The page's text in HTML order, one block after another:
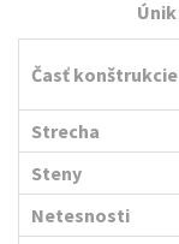
Časť
Strecha
Steny
Netesnosti